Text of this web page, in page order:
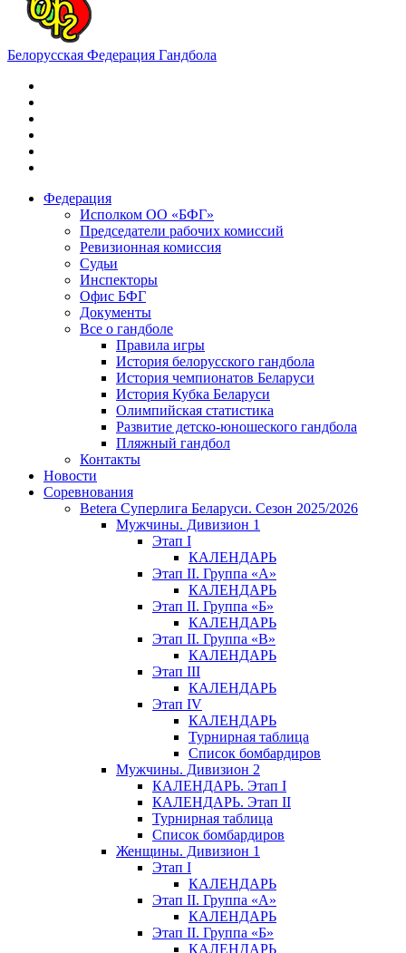
Белорусская Федерация Гандбола
Федерация
Исполком ОО «БФГ»
Председатели рабочих комиссий
Ревизионная комиссия
Судьи
Инспекторы
Офис БФГ
Документы
Все о гандболе
Правила игры
История белорусского гандбола
История чемпионатов Беларуси
История Кубка Беларуси
Олимпийская статистика
Развитие детско-юношеского гандбола
Пляжный гандбол
Контакты
Новости
Соревнования
Betera Суперлига Беларуси. Сезон 2025/2026
Мужчины. Дивизион 1
Этап I
КАЛЕНДАРЬ
Этап II. Группа «А»
КАЛЕНДАРЬ
Этап II. Группа «Б»
КАЛЕНДАРЬ
Этап II. Группа «В»
КАЛЕНДАРЬ
Этап III
КАЛЕНДАРЬ
Этап IV
КАЛЕНДАРЬ
Турнирная таблица
Список бомбардиров
Мужчины. Дивизион 2
КАЛЕНДАРЬ. Этап I
КАЛЕНДАРЬ. Этап II
Турнирная таблица
Список бомбардиров
Женщины. Дивизион 1
Этап I
КАЛЕНДАРЬ
Этап II. Группа «А»
КАЛЕНДАРЬ
Этап II. Группа «Б»
КАЛЕНДАРЬ